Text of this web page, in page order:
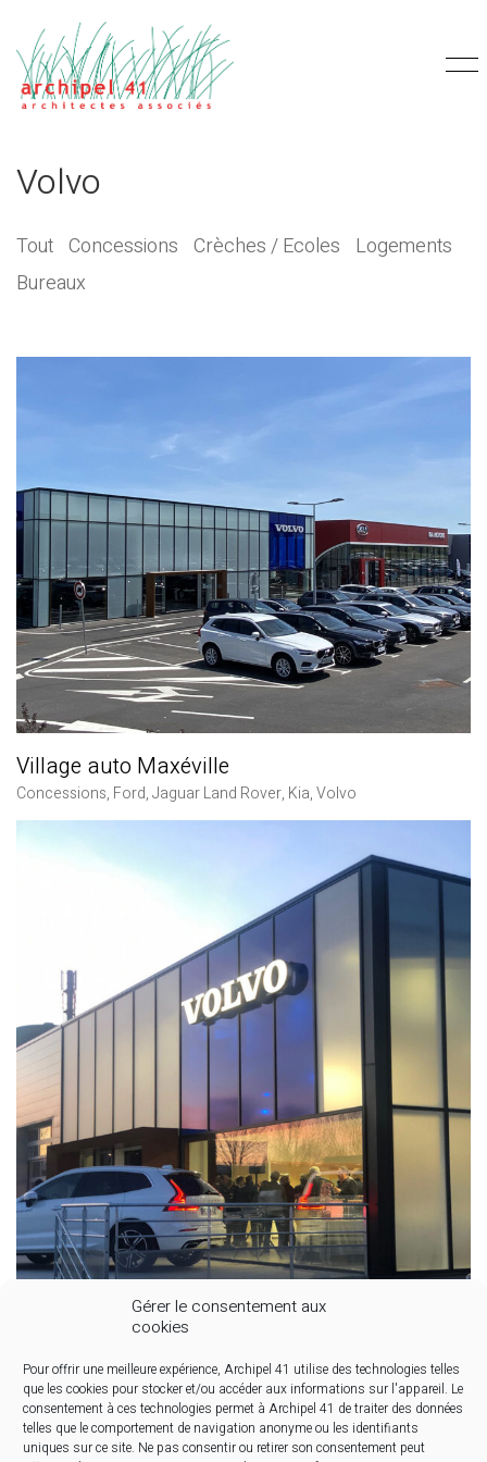
Gérer le consentement aux
cookies
Pour offrir une meilleure expérience, Archipel 41 utilise des technologies telles
que les cookies pour stocker et/ou accéder aux informations sur l'appareil. Le
consentement à ces technologies permet à Archipel 41 de traiter des données
telles que le comportement de navigation anonyme ou les identifiants
uniques sur ce site. Ne pas consentir ou retirer son consentement peut
Volvo
Tout Concessions Crèches / Ecoles Logements
Bureaux
Village auto Maxéville
Concessions, Ford,Jaguar Land Rover, Kia,Volvo